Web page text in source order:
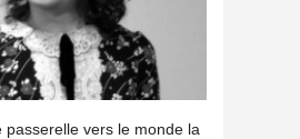
passerelle vers le monde la